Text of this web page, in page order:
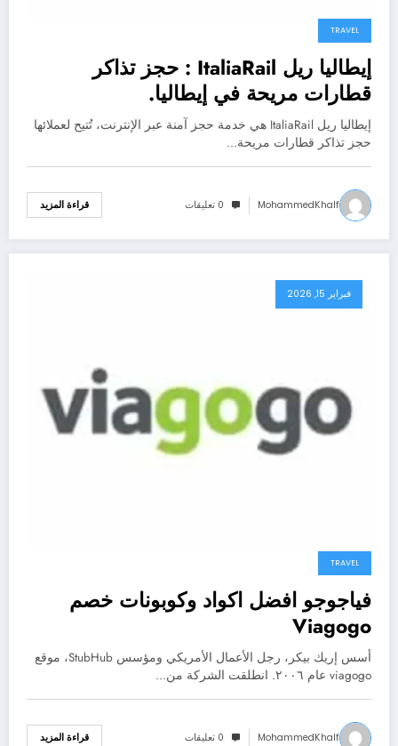
TRAVEL
إيطاليا ريل ItaliaRail : حجز تذاكر
قطارات مريحة في إيطاليا.
إيطاليا ريل ItaliaRail هي خدمة حجز آمنة عبر الإنترنت، تُتيح لعملائها
حجز تذاكر قطارات مريحة…
MohammedKhalf 0 تعليقات قراءة المزيد
فبراير 15, 2026
TRAVEL
فياجوجو افضل اكواد وكوبونات خصم
Viagogo
أسس إريك بيكر، رجل الأعمال الأمريكي ومؤسس StubHub، موقع
viagogo عام ٢٠٠٦. انطلقت الشركة من…
MohammedKhalf 0 تعليقات قراءة المزيد